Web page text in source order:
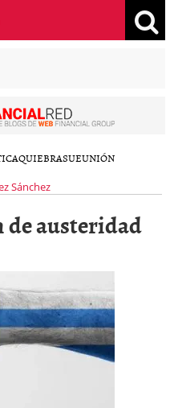
QUIEBRASUEUNIÓN
Sánchez
de austeridad